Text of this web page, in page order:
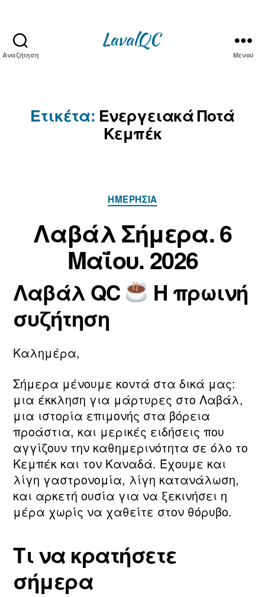
Αναζήτηση Μενού
Ετικέτα: Ενεργειακά Ποτά
Κεμπέκ
Κατηγορίες
ΗΜΕΡΉΣΙΑ
Λαβάλ Σήμερα. 6
Μαΐου. 2026
Συντάκτης
άρθρου
Α
ό
τ
ο
ν/
τ
η
Ημ.
δημοσίευσης
Μ
α
ΐ
υ
Λαβάλ QC
Η πρωινή
συζήτηση
Καλημέρα,
Σήμερα μένουμε κοντά στα δικά μας:
μια έκκληση για μάρτυρες στο Λαβάλ,
μια ιστορία επιμονής στα βόρεια
προάστια, και μερικές ειδήσεις που
αγγίζουν την καθημερινότητα σε όλο το
Κεμπέκ και τον Καναδά. Έχουμε και
λίγη γαστρονομία, λίγη κατανάλωση,
και αρκετή ουσία για να ξεκινήσει η
μέρα χωρίς να χαθείτε στον θόρυβο.
Τι να κρατήσετε
σήμερα